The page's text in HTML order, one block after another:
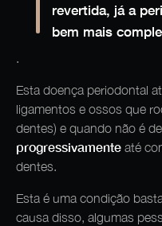
revertida, já a
bem mais
.
Esta doença periodontal
ligamentos e ossos que
dentes) e quando não é
progressivamente até
dentes.
Esta é uma condição
causa disso, algumas